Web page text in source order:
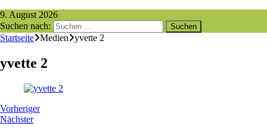
9. August 2026
Suchen nach:
Startseite Medien yvette 2
yvette 2
Vorheriger
Nächster